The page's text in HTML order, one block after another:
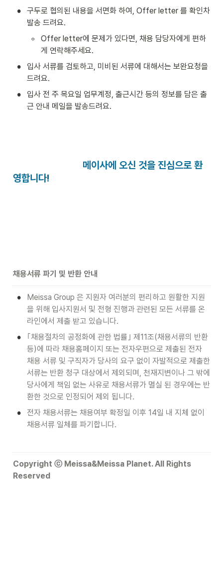
•
구두로 협의된 내용을 서면화 하여, Offer letter 를 확인차
발송 드려요.
◦
Offer letter에 문제가 있다면, 채용 담당자에게 편하
게 연락해주세요.
•
입사 서류를 검토하고, 미비된 서류에 대해서는 보완요청을
드려요.
•
입사 전 주 목요일 업무계정, 출근시간 등의 정보를 담은 출
근 안내 메일을 발송드려요.
메이사에 오신 것을 진심으로 환
영합니다!
채용서류 파기 및 반환 안내
•
Meissa Group 은 지원자 여러분의 편리하고 원활한 지원
을 위해 입사지원서 및 전형 진행과 관련된 모든 서류를 온
라인에서 제출 받고 있습니다.
•
｢채용절차의 공정화에 관한 법률｣ 제11조(채용서류의 반환
등)에 따라 채용홈페이지 또는 전자우편으로 제출된 전자
채용 서류 및 구직자가 당사의 요구 없이 자발적으로 제출한
서류는 반환 청구 대상에서 제외되며, 천재지변이나 그 밖에
당사에게 책임 없는 사유로 채용서류가 멸실 된 경우에는 반
환한 것으로 인정되어 제외 됩니다.
•
전자 채용서류는 채용여부 확정일 이후 14일 내 지체 없이
채용서류 일체를 파기합니다.
Copyright ⓒ Meissa&Meissa Planet. All Rights
Reserved